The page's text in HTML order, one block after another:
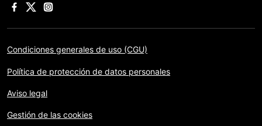
Condiciones generales de uso (CGU)
Política de protección de datos personales
Aviso legal
Gestión de las cookies